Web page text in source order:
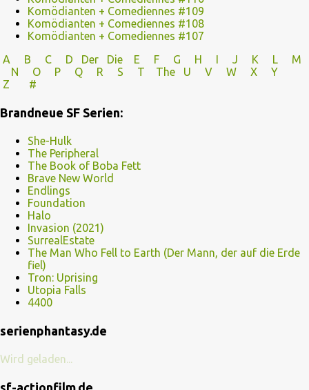
Komödianten + Comediennes #109
Komödianten + Comediennes #108
Komödianten + Comediennes #107
A
B C D Der Die E F G H I J K L
M
N
O P Q R S T The U V
W X Y
Z
#
Brandneue SF Serien:
She-Hulk
The Peripheral
The Book of Boba Fett
Brave New World
Endlings
Foundation
Halo
Invasion (2021)
SurrealEstate
The Man Who Fell to Earth (Der Mann, der auf die Erde
fiel)
Tron: Uprising
Utopia Falls
4400
serienphantasy.de
Wird geladen...
sf-actionfilm.de